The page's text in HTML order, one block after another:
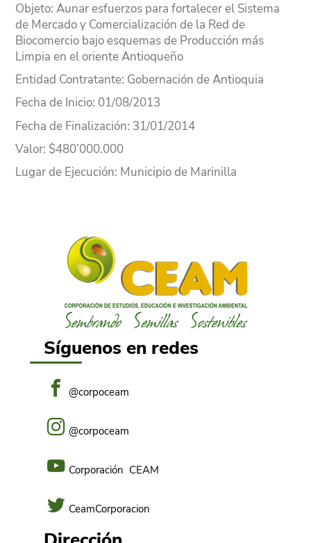
Objeto: Aunar esfuerzos para fortalecer el Sistema
de Mercado y Comercialización de la Red de
Biocomercio bajo esquemas de Producción más
Limpia en el oriente Antioqueño
Entidad Contratante: Gobernación de Antioquia
Fecha de Inicio: 01/08/2013
Fecha de Finalización: 31/01/2014
Valor: $480’000.000
Lugarde Ejecución: Municipio de Marinilla
Síguenos en redes
@corpoceam
@corpoceam
Corporación CEAM
CeamCorporacion